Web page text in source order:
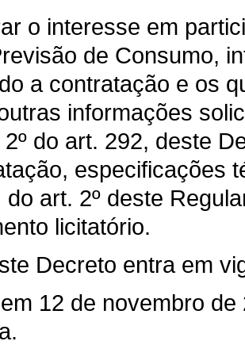
o interesse em
de Consumo,
a contratação e os
informações
do art. 292, deste
especificações
do art. 2º deste
licitatório.
Decreto entra em
12 de novembro